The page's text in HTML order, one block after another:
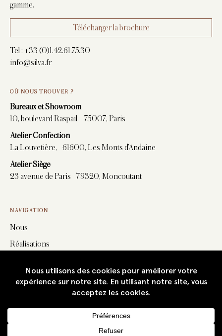
gamme.
Télécharger la brochure
Tel : +33 (0)1.42.61.75.30
info@silva.fr
OÙ NOUS TROUVER ?
Bureaux et Showroom
10, boulevard Raspail 75007, Paris
Atelier Confection
La Louvetière, 61600, Les Monts d’Andaine
Atelier Siège
23 avenue de Paris 79320, Moncoutant
NAVIGATION
Nous
Réalisations
Tenture
Tissus